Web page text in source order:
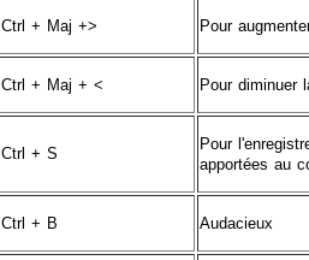
Ctrl + Maj +> Pour
Ctrl + Maj + < Pour diminuer
Ctrl + S
Pour
apportées au
Ctrl + B Audacieux